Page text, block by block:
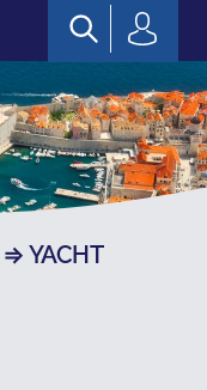
YACHT